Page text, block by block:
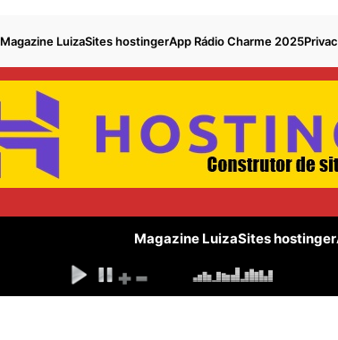
Magazine LuizaSites hostingerApp Rádio Charme 2025
Magazine LuizaSites hostinger